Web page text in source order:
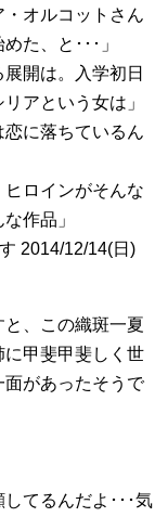
オルコットさん
た、と･･･」
開は。入学初日
アという女は」
に落ちているん
ロインがそんな
作品」
2014/12/14(日)
、この織斑一夏
に甲斐甲斐しく世
があったそうで
てるんだよ･･･気